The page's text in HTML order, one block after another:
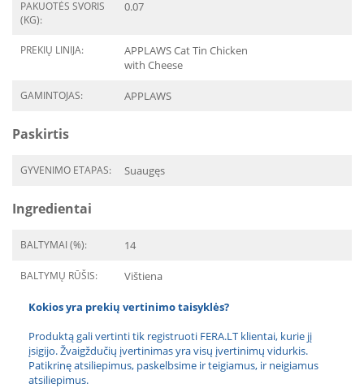
PAKUOTĖS SVORIS
(KG):
0.07
PREKIŲ LINIJA:
APPLAWS Cat Tin Chicken
with Cheese
GAMINTOJAS: APPLAWS
Paskirtis
GYVENIMO ETAPAS: Suaugęs
Ingredientai
BALTYMAI (%): 14
BALTYMŲ RŪŠIS: Vištiena
Kokios yra prekių vertinimo taisyklės?
Produktą gali vertinti tik registruoti FERA.LT klientai, kurie jį
įsigijo. Žvaigždučių įvertinimas yra visų įvertinimų vidurkis.
Patikrinę atsiliepimus, paskelbsime ir teigiamus, ir neigiamus
atsiliepimus.